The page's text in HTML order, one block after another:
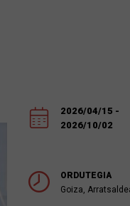
2026/04/15 -
2026/10/02
ORDUTEGIA
Goiza,